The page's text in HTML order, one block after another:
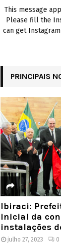
This message
Please fill the
can get
PRINCIPAIS
Ibiraci:
inicial da
instalações
julho 27, 2023 0